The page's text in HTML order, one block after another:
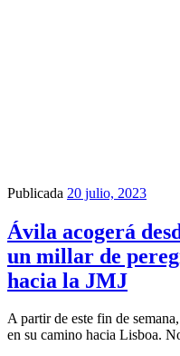
Publicada 20 julio, 2023
Ávila acogerá
un millar de
hacia la JMJ
A partir de este fin de
en su camino hacia Lisboa.